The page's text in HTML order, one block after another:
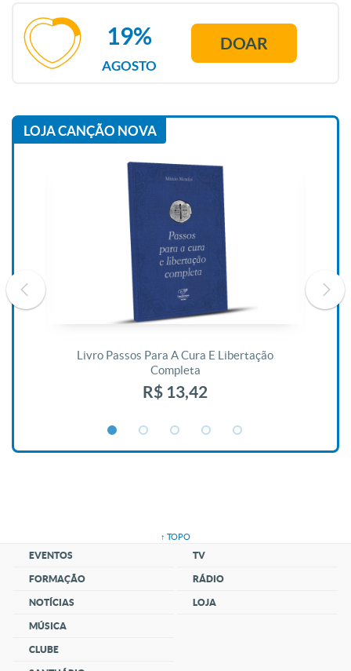
AGOSTO
19% DOAR
LOJA CANÇÃO NOVA
Livro Passos Para A Cura E Libertação
Completa
R$ 13,42
↑ TOPO
EVENTOS
FORMAÇÃO
NOTÍCIAS
MÚSICA
CLUBE
TV
RÁDIO
LOJA